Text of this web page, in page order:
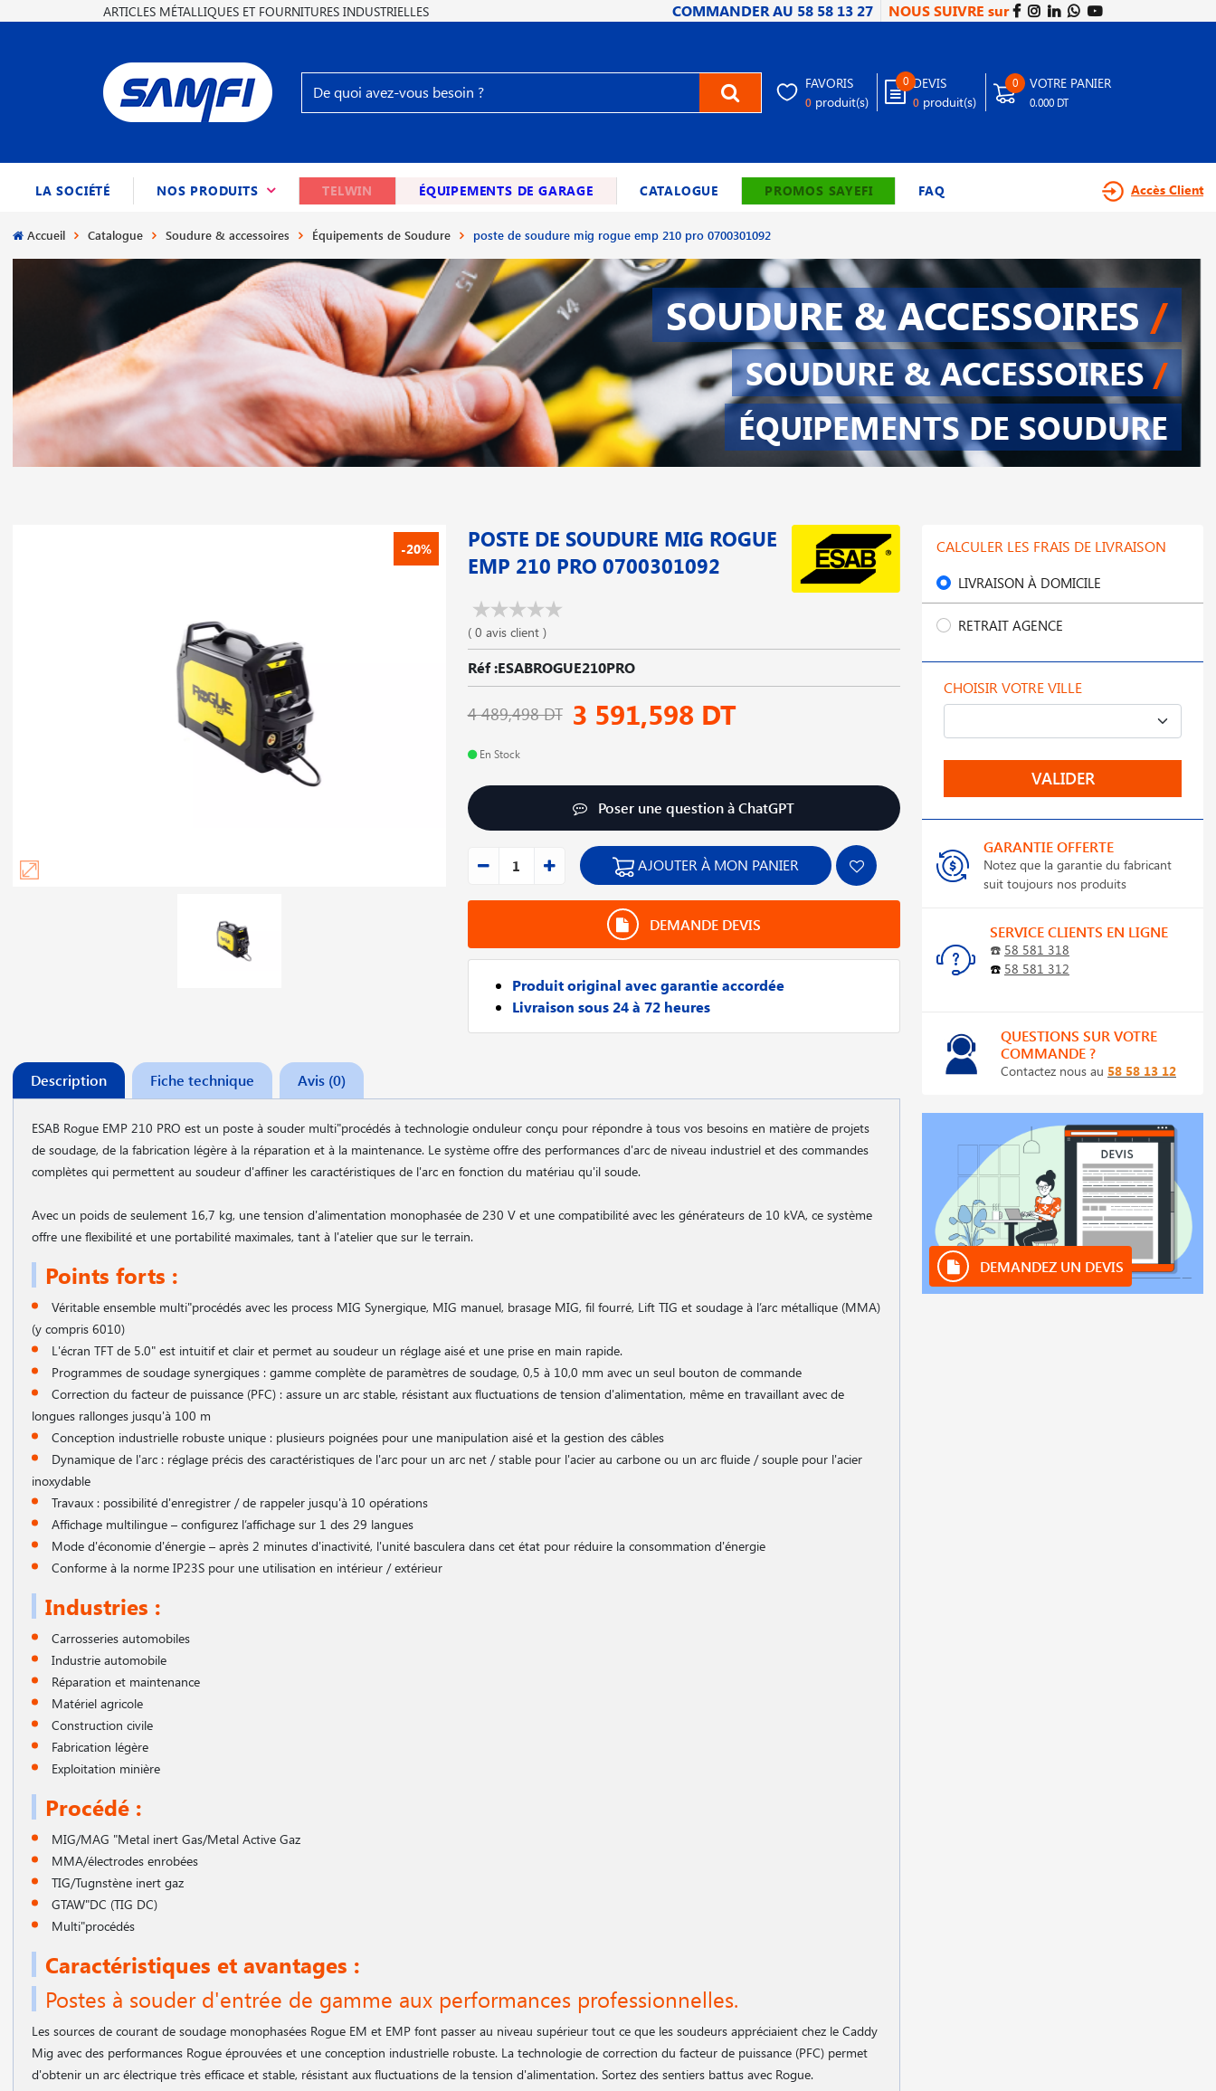
ARTICLES MÉTALLIQUES ET FOURNITURES INDUSTRIELLES COMMANDER AU 58 58 13 27 NOUS SUIVRE sur
FAVORIS
0 produit(s)
0 DEVIS
0 produit(s)
0 VOTRE PANIER
0.000 DT
LA SOCIÉTÉ NOS PRODUITS (CURRENT)TELWIN ÉQUIPEMENTS DE GARAGE CATALOGUE PROMOS SAYEFI FAQ Accès Client
Accueil Catalogue Soudure & accessoires Équipements de Soudure poste de soudure mig rogue emp 210 pro 0700301092
SOUDURE & ACCESSOIRES /
SOUDURE & ACCESSOIRES/
ÉQUIPEMENTS DE SOUDURE
-20%
POSTE DE SOUDURE MIG ROGUE
EMP 210 PRO 0700301092
( 0 avis client )
Réf :ESABROGUE210PRO
4 489,498 DT 3 591,598 DT
En Stock
Poser une question à ChatGPT
AJOUTER À MON PANIER
DEMANDE DEVIS
Produit original avec garantie accordée
Livraison sous 24 à 72 heures
Description Fiche technique Avis (0)
ESAB Rogue EMP 210 PRO est un poste à souder multi"procédés à technologie onduleur conçu pour répondre à tous vos besoins en matière de projets
de soudage, de la fabrication légère à la réparation et à la maintenance. Le système offre des performances d'arc de niveau industriel et des commandes
complètes qui permettent au soudeur d'affiner les caractéristiques de l'arc en fonction du matériau qu'il soude.
Avec un poids de seulement 16,7 kg, une tension d'alimentation monophasée de 230 V et une compatibilité avec les générateurs de 10 kVA, ce système
offre une flexibilité et une portabilité maximales, tant à l'atelier que sur le terrain.
Points forts :
Véritable ensemble multi"procédés avec les process MIG Synergique, MIG manuel, brasage MIG, fil fourré, Lift TIG et soudage à l’arc métallique (MMA)
(y compris 6010)
L'écran TFT de 5.0" est intuitif et clair et permet au soudeur un réglage aisé et une prise en main rapide.
Programmes de soudage synergiques : gamme complète de paramètres de soudage, 0,5 à 10,0 mm avec un seul bouton de commande
Correction du facteur de puissance (PFC) : assure un arc stable, résistant aux fluctuations de tension d'alimentation, même en travaillant avec de
longues rallonges jusqu'à 100 m
Conception industrielle robuste unique : plusieurs poignées pour une manipulation aisé et la gestion des câbles
Dynamique de l'arc : réglage précis des caractéristiques de l'arc pour un arc net / stable pour l'acier au carbone ou un arc fluide / souple pour l'acier
inoxydable
Travaux : possibilité d'enregistrer / de rappeler jusqu'à 10 opérations
Affichage multilingue – configurez l’affichage sur 1 des 29 langues
Mode d'économie d'énergie – après 2 minutes d'inactivité, l'unité basculera dans cet état pour réduire la consommation d'énergie
Conforme à la norme IP23S pour une utilisation en intérieur / extérieur
Industries :
Carrosseries automobiles
Industrie automobile
Réparation et maintenance
Matériel agricole
Construction civile
Fabrication légère
Exploitation minière
Procédé :
MIG/MAG "Metal inert Gas/Metal Active Gaz
MMA/électrodes enrobées
TIG/Tugnstène inert gaz
GTAW"DC (TIG DC)
Multi"procédés
Caractéristiques et avantages :
Postes à souder d'entrée de gamme aux performances professionnelles.
Les sources de courant de soudage monophasées Rogue EM et EMP font passer au niveau supérieur tout ce que les soudeurs appréciaient chez le Caddy
Mig avec des performances Rogue éprouvées et une conception industrielle robuste. La technologie de correction du facteur de puissance (PFC) permet
d'obtenir un arc électrique très efficace et stable, résistant aux fluctuations de la tension d'alimentation. Sortez des sentiers battus avec Rogue.
CALCULER LES FRAIS DE LIVRAISON
LIVRAISON À DOMICILE
RETRAIT AGENCE
CHOISIR VOTRE VILLE
VALIDER
GARANTIE OFFERTE
Notez que la garantie du fabricant
suit toujours nos produits
SERVICE CLIENTS EN LIGNE
☎️ 58 581 318
☎️ 58 581 312
QUESTIONS SUR VOTRE
COMMANDE ?
Contactez nous au 58 58 13 12
DEMANDEZ UN DEVIS